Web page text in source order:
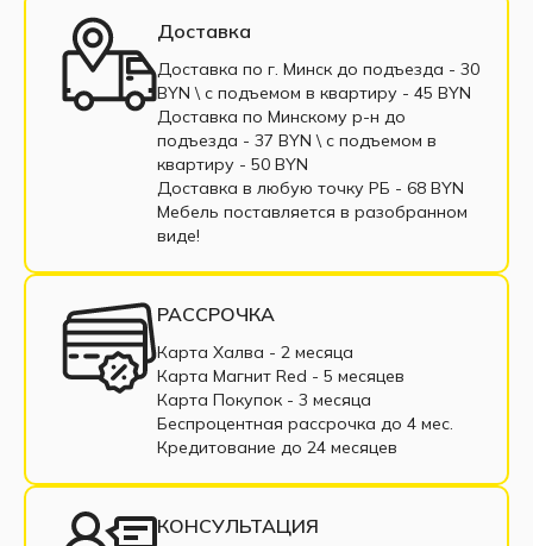
Распашной шкаф в рассрочку
Недорогие шкафы
Угловые шкафы
Черные шкафы
Современные шкафы
Платяные шкафы
Классические шкафы
Шкафы пеналы
Шкаф двухстворчатый
Шкафы 3-дверные
Доставка
Доставка по г. Минск до подъезда - 30
BYN \ c подъемом в квартиру - 45 BYN
Доставка по Минскому р-н до
подъезда - 37 BYN \ c подъемом в
квартиру - 50 BYN
Доставка в любую точку РБ - 68 BYN
Мебель поставляется в разобранном
виде!
РАССРОЧКА
Карта Халва - 2 месяца
Карта Магнит Red - 5 месяцев
Карта Покупок - 3 месяца
Беспроцентная рассрочка до 4 мес.
Кредитование до 24 месяцев
КОНСУЛЬТАЦИЯ